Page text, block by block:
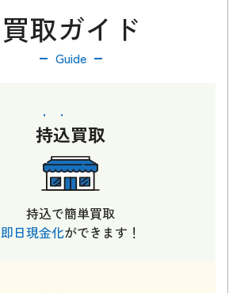
買取ガイド
Guide
持込買取
持込で簡単買取
即日現金化ができます！